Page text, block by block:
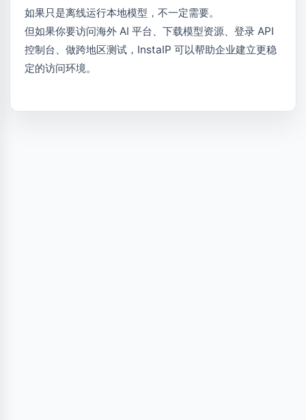
如果只是离线运行本地模型，不一定需要。
但如果你要访问海外 AI 平台、下载模型资源、登录 API
控制台、做跨地区测试，InstaIP 可以帮助企业建立更稳
定的访问环境。